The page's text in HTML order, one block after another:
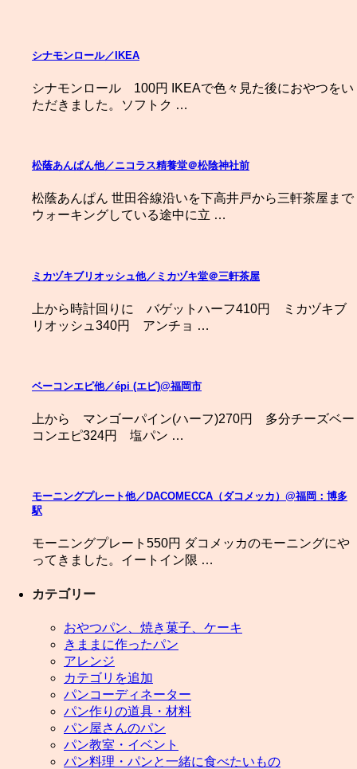
シナモンロール／IKEA
シナモンロール 100円 IKEAで色々見た後におやつをい
ただきました。ソフトク …
松蔭あんぱん他／ニコラス精養堂＠松陰神社前
松蔭あんぱん 世田谷線沿いを下高井戸から三軒茶屋まで
ウォーキングしている途中に立 …
ミカヅキブリオッシュ他／ミカヅキ堂＠三軒茶屋
上から時計回りに バゲットハーフ410円 ミカヅキブ
リオッシュ340円 アンチョ …
ベーコンエピ他／épi (エピ)@福岡市
上から マンゴーパイン(ハーフ)270円 多分チーズベー
コンエピ324円 塩パン …
モーニングプレート他／DACOMECCA（ダコメッカ）@福岡：博多
駅
モーニングプレート550円 ダコメッカのモーニングにや
ってきました。イートイン限 …
カテゴリー
おやつパン、焼き菓子、ケーキ
きままに作ったパン
アレンジ
カテゴリを追加
パンコーディネーター
パン作りの道具・材料
パン屋さんのパン
パン教室・イベント
パン料理・パンと一緒に食べたいもの